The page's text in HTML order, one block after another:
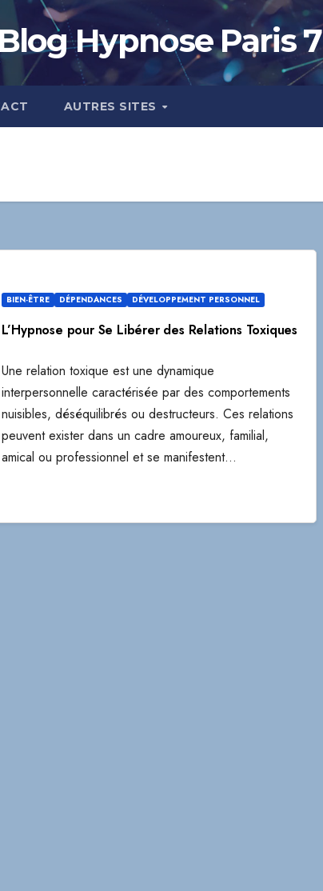
Hypnose Paris 7
AUTRES SITES
BIEN-ÊTRE DÉPENDANCES DÉVELOPPEMENT PERSONNEL
L’Hypnose pour Se Libérer des Relations Toxiques
Une relation toxique est une dynamique
interpersonnelle caractérisée par des comportements
nuisibles, déséquilibrés ou destructeurs. Ces relations
peuvent exister dans un cadre amoureux, familial,
amical ou professionnel et se manifestent…